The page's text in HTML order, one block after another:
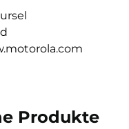
Produkte